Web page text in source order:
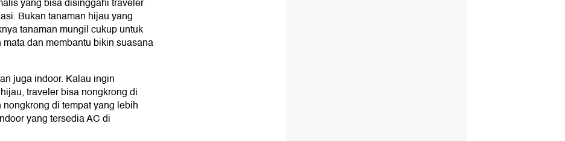
yang bisa disinggahi traveler
Bukan tanaman hijau yang
tanaman mungil cukup untuk
dan membantu bikin suasana
juga indoor. Kalau ingin
traveler bisa nongkrong di
di tempat yang lebih
yang tersedia AC di